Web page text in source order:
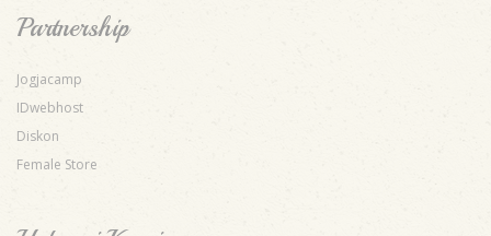
Partnership
Jogjacamp
IDwebhost
Diskon
Female Store